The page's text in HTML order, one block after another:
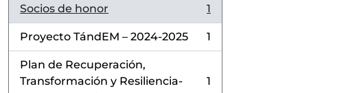
Socios de honor
, 1 resultados
1
Proyecto TándEM – 2024-2025
, 1 resultados
1
Plan de Recuperación,
Transformación y Resiliencia-
, 1 resultados
1